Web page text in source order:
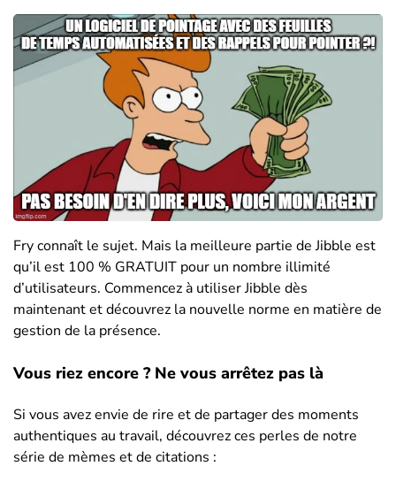
Fry connaît le sujet. Mais la meilleure partie de Jibble est
qu’il est 100 % GRATUIT pour un nombre illimité
d’utilisateurs. Commencez à utiliser Jibble dès
maintenant et découvrez la nouvelle norme en matière de
gestion de la présence.
Vous riez encore ? Ne vous arrêtez pas là
Si vous avez envie de rire et de partager des moments
authentiques au travail, découvrez ces perles de notre
série de mèmes et de citations :